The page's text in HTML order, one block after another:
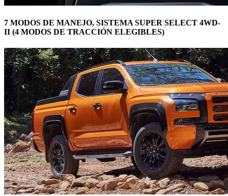
7 MODOS DE MANEJO, SISTEMA SUPER SELECT 4WD-
II (4 MODOS DE TRACCIÓN ELEGIBLES)